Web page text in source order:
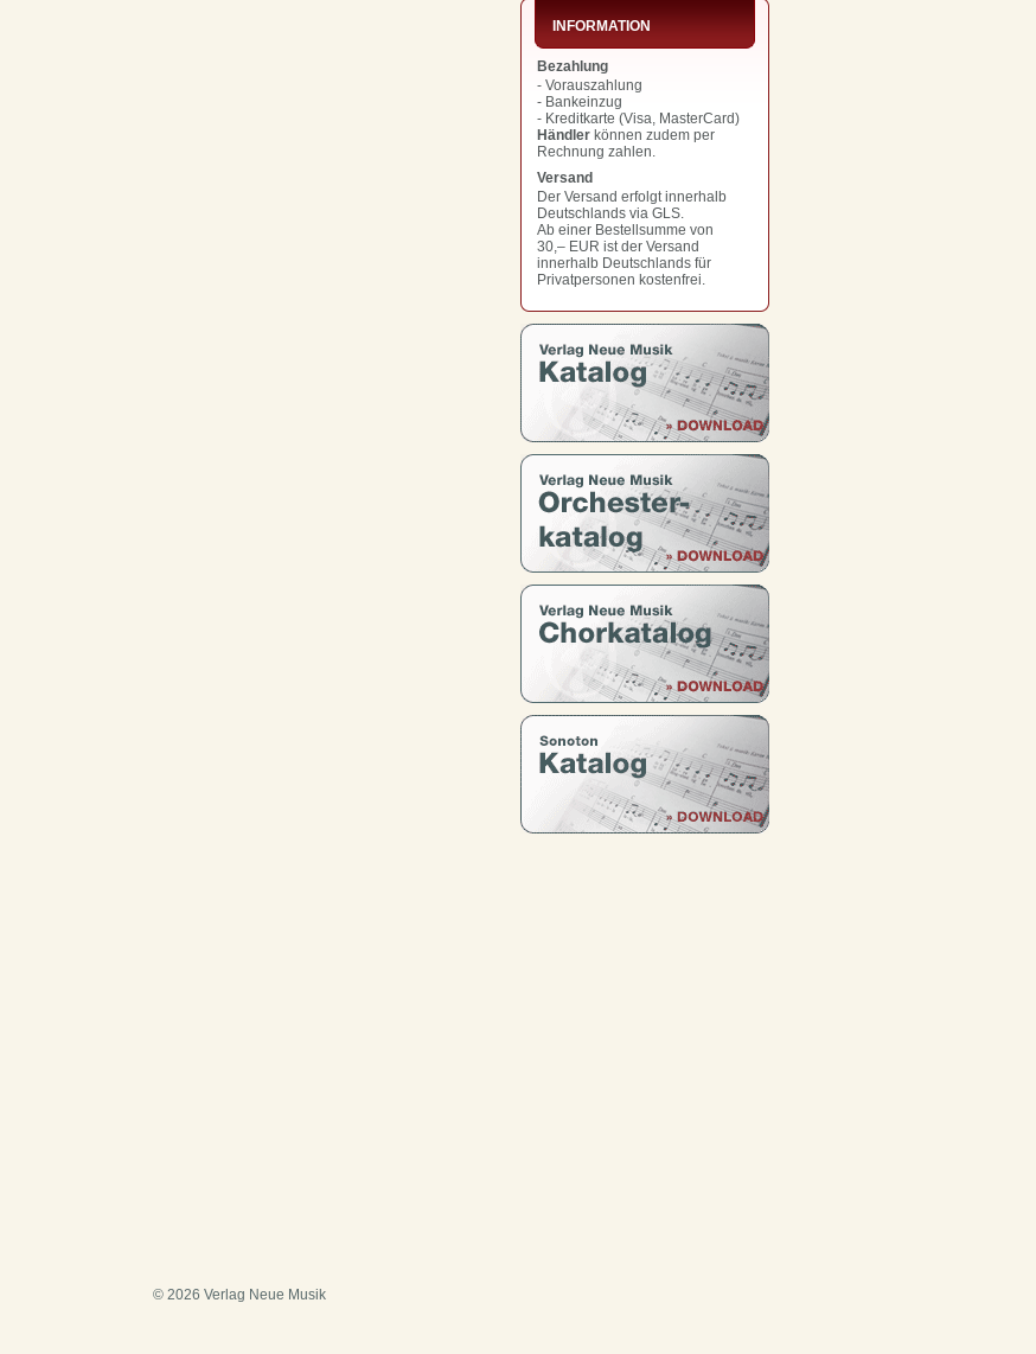
INFORMATION
Bezahlung
- Vorauszahlung
- Bankeinzug
- Kreditkarte (Visa, MasterCard)
Händler können zudem per
Rechnung zahlen.
Versand
Der Versand erfolgt innerhalb
Deutschlands via GLS.
Ab einer Bestellsumme von
30,– EUR ist der Versand
innerhalb Deutschlands für
Privatpersonen kostenfrei.
© 2026 Verlag Neue Musik